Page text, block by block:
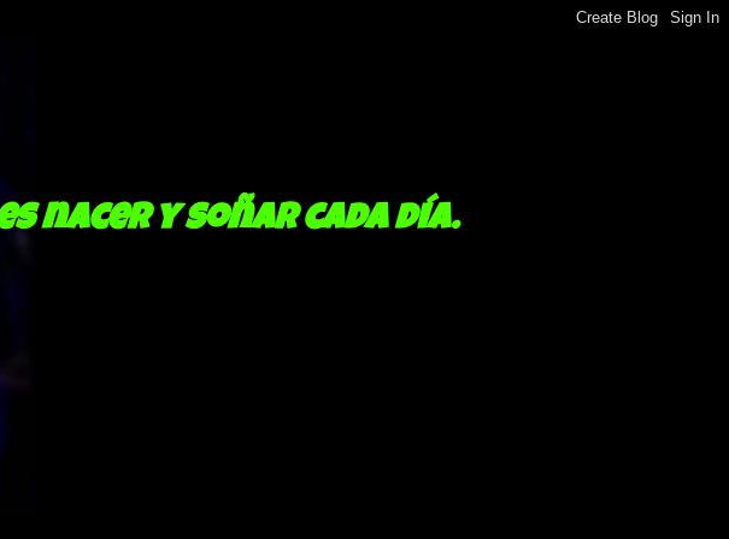
nacer y soñar cada día.